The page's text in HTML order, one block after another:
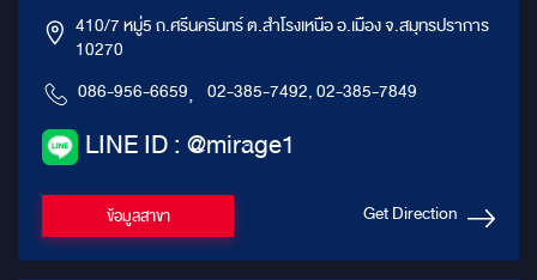
410/7 หมู่5 ถ.ศรีนครินทร์ ต.สำโรงเหนือ อ.เมือง จ.สมุทรปราการ
10270
086-956-6659, 02-385-7492, 02-385-7849
LINE ID : @mirage1
ข้อมูลสาขา Get Direction